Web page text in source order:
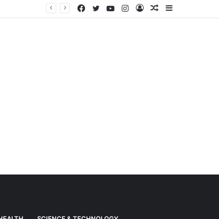
Random
Log
Instagram
YouTube
Twitter
Facebook